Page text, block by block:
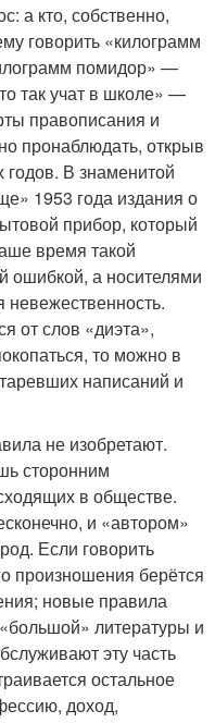
а кто, собственно,
говорить «килограмм
помидор» —
так учат в школе» —
правописания и
пронаблюдать, открыв
годов. В знаменитой
1953 года издания о
прибор, который
время такой
ошибкой, а носителями
невежественность.
от слов «диэта»,
то можно в
написаний и
не изобретают.
сторонним
в обществе.
и «автором»
Если говорить
произношения берётся
новые правила
литературы и
эту часть
остальное
доход,